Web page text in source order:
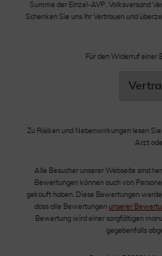
Summe der Einzel-AVP. Volksversand
Schenken Sie uns Ihr Vertrauen und
Für den Widerruf einer
Zu Risiken und Nebenwirkungen lesen
Arzt
Alle Besucher unserer Webseite sind
Bewertungen können auch von
gekauft haben. Diese Bewertungen
dass alle Bewertungen unserer
Bewertung wird einer sorgfältigen
gegebenfalls